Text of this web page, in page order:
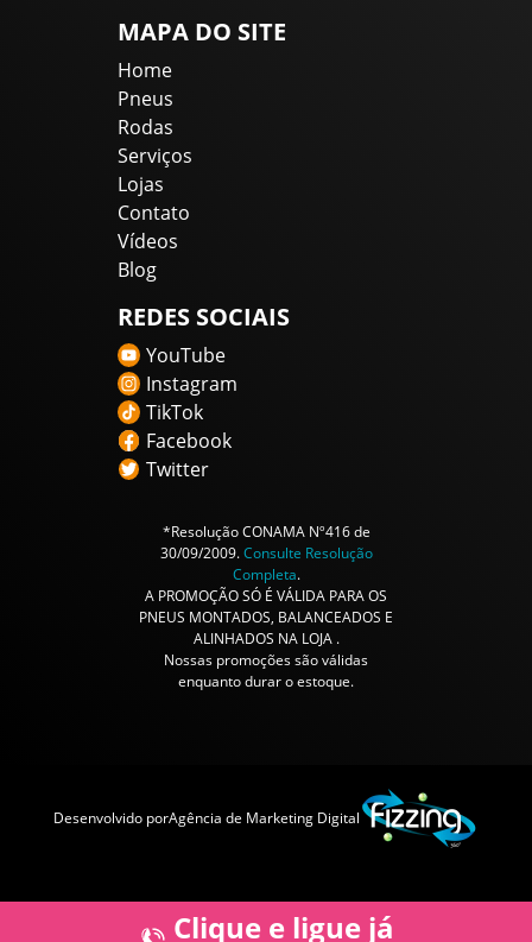
Clique e ligue já
MAPA DO SITE
Home
Pneus
Rodas
Serviços
Lojas
Contato
Vídeos
Blog
REDES SOCIAIS
YouTube
Instagram
TikTok
Facebook
Twitter
*Resolução CONAMA Nº416 de
30/09/2009.Consulte Resolução
Completa.
A PROMOÇÃO SÓ É VÁLIDA PARA OS
PNEUS MONTADOS, BALANCEADOS E
ALINHADOS NA LOJA .
Nossas promoções são válidas
enquanto durar o estoque.
Desenvolvido porAgência de Marketing Digital